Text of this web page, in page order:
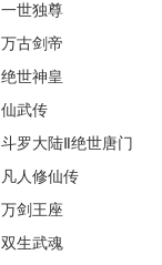
一世独尊
万古剑帝
绝世神皇
仙武传
斗罗大陆Ⅱ绝世唐门
凡人修仙传
万剑王座
双生武魂